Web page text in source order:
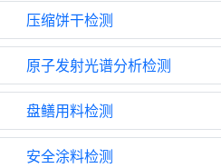
压缩饼干检测
原子发射光谱分析检测
盘鳝用料检测
安全涂料检测